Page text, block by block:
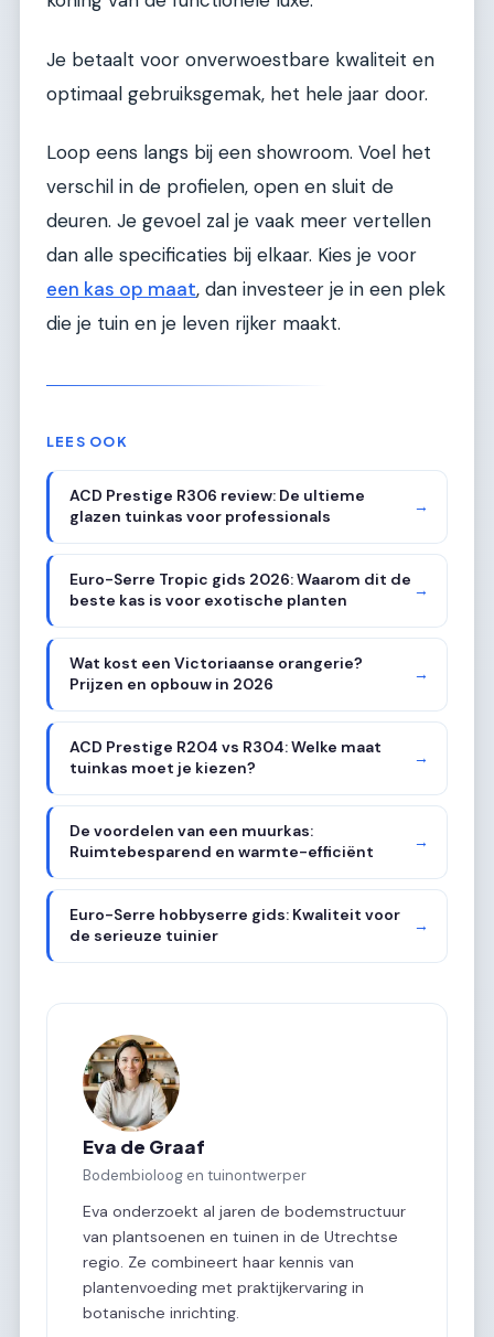
Je betaalt voor onverwoestbare kwaliteit en
optimaal gebruiksgemak, het hele jaar door.
Loop eens langs bij een showroom. Voel het
verschil in de profielen, open en sluit de
deuren. Je gevoel zal je vaak meer vertellen
dan alle specificaties bij elkaar. Kies je voor
een kas op maat, dan investeer je in een plek
die je tuin en je leven rijker maakt.
LEES OOK
ACD Prestige R306 review: De ultieme
glazen tuinkas voor professionals
→
Euro-Serre Tropic gids 2026: Waarom dit de
beste kas is voor exotische planten
→
Wat kost een Victoriaanse orangerie?
Prijzen en opbouw in 2026
→
ACD Prestige R204 vs R304: Welke maat
tuinkas moet je kiezen?
→
De voordelen van een muurkas:
Ruimtebesparend en warmte-efficiënt
→
Euro-Serre hobbyserre gids: Kwaliteit voor
de serieuze tuinier
→
Eva de Graaf
Bodembioloog en tuinontwerper
Eva onderzoekt al jaren de bodemstructuur
van plantsoenen en tuinen in de Utrechtse
regio. Ze combineert haar kennis van
plantenvoeding met praktijkervaring in
botanische inrichting.